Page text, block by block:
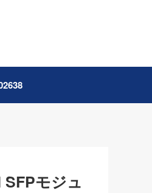
モジュ